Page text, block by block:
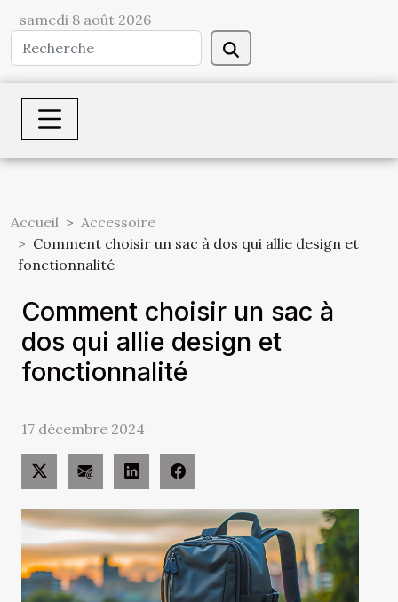
samedi 8 août 2026
Accueil
Accessoire
Comment choisir un sac à dos qui allie design et
fonctionnalité
Comment choisir un sac à
dos qui allie design et
fonctionnalité
17 décembre 2024